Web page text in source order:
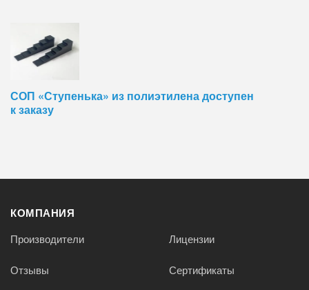
СОП «Ступенька» из полиэтилена доступен
к заказу
КОМПАНИЯ
Производители Лицензии
Отзывы Сертификаты